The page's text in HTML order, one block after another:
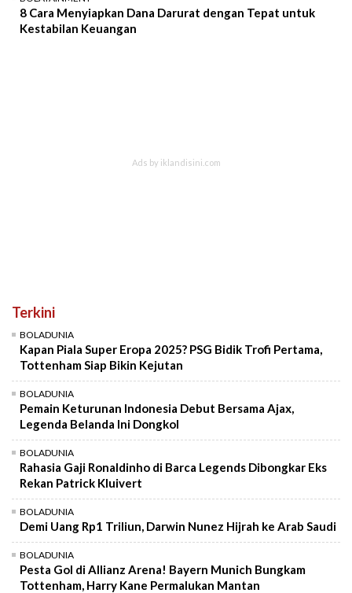
8 Cara Menyiapkan Dana Darurat dengan Tepat untuk
Kestabilan Keuangan
Terkini
BOLADUNIA
Kapan Piala Super Eropa 2025? PSG Bidik Trofi Pertama,
Tottenham Siap Bikin Kejutan
BOLADUNIA
Pemain Keturunan Indonesia Debut Bersama Ajax,
Legenda Belanda Ini Dongkol
BOLADUNIA
Rahasia Gaji Ronaldinho di Barca Legends Dibongkar Eks
Rekan Patrick Kluivert
BOLADUNIA
Demi Uang Rp1 Triliun, Darwin Nunez Hijrah ke Arab Saudi
BOLADUNIA
Pesta Gol di Allianz Arena! Bayern Munich Bungkam
Tottenham, Harry Kane Permalukan Mantan